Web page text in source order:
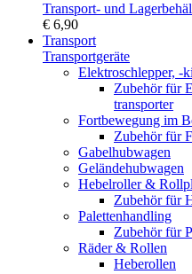
Transport- und
€ 6,90
Transport
Transportgeräte
Elektroschlepper, -
Zubehör für
transporter
Fortbewegung im
Zubehör für
Gabelhubwagen
Geländehubwagen
Hebelroller &
Zubehör für
Palettenhandling
Zubehör für
Räder & Rollen
Heberollen